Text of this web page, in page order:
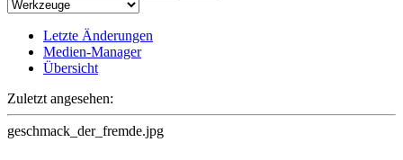
Letzte Änderungen
Medien-Manager
Übersicht
Zuletzt angesehen:
geschmack_der_fremde.jpg